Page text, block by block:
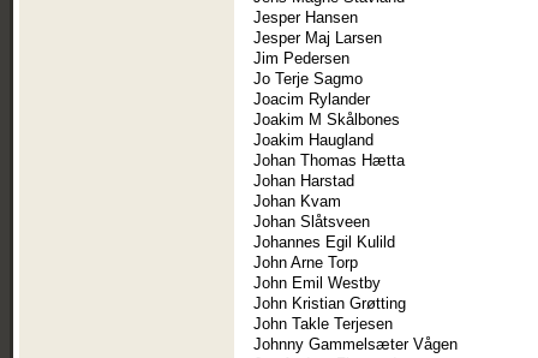
Jesper Hansen
Jesper Maj Larsen
Jim Pedersen
Jo Terje Sagmo
Joacim Rylander
Joakim M Skålbones
Joakim Haugland
Johan Thomas Hætta
Johan Harstad
Johan Kvam
Johan Slåtsveen
Johannes Egil Kulild
John Arne Torp
John Emil Westby
John Kristian Grøtting
John Takle Terjesen
Johnny Gammelsæter Vågen